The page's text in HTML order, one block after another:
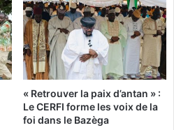
« Retrouver la paix d’antan » :
Le CERFI forme les voix de la
foi dans le Bazèga